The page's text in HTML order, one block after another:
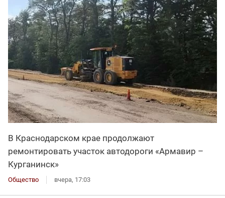
В Краснодарском крае продолжают
ремонтировать участок автодороги «Армавир –
Курганинск»
Общество вчера, 17:03